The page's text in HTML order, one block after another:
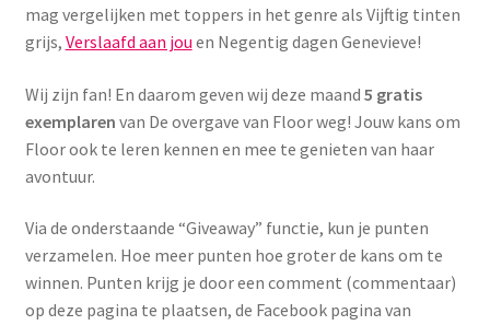
Yoni eggs
Diverse
Contact
mag vergelijken met toppers in het genre als Vijftig tinten
grijs, Verslaafd aan jou en Negentig dagen Genevieve!
Wij zijn fan! En daarom geven wij deze maand 5 gratis
exemplaren van De overgave van Floor weg! Jouw kans om
Floor ook te leren kennen en mee te genieten van haar
avontuur.
Via de onderstaande “Giveaway” functie, kun je punten
verzamelen. Hoe meer punten hoe groter de kans om te
winnen. Punten krijg je door een comment (commentaar)
op deze pagina te plaatsen, de Facebook pagina van